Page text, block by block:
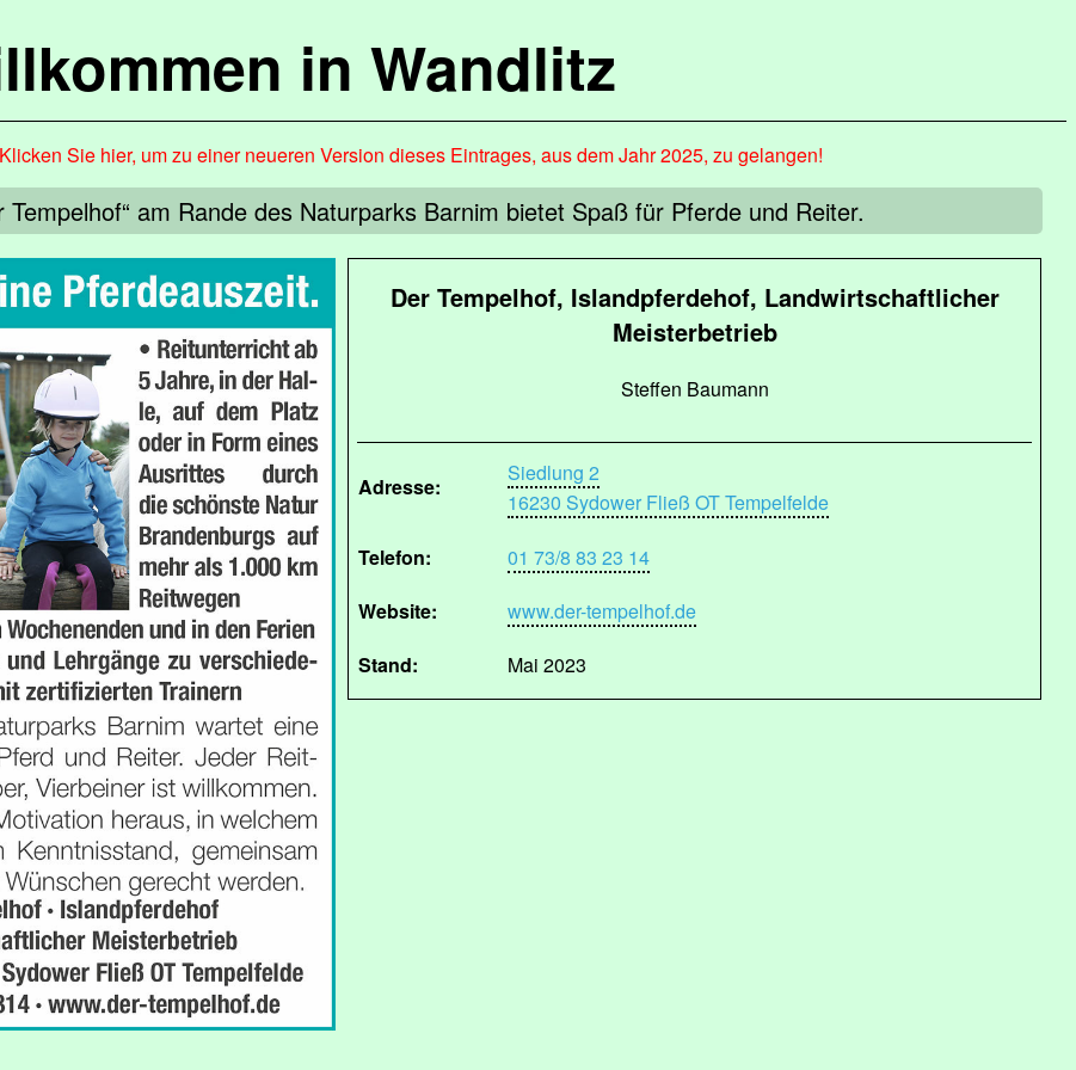
in Wandlitz
Klicken Sie hier, um zu einer neueren Version dieses Eintrages, aus dem Jahr 2025, zu gelangen!
Tempelhof“ am Rande des Naturparks Barnim bietet Spaß für Pferde und Reiter.
Der Tempelhof, Islandpferdehof, Landwirtschaftlicher
Meisterbetrieb
Steffen Baumann
Adresse:
Siedlung 2
16230 Sydower Fließ OT Tempelfelde
Telefon:
01 73/8 83 23 14
Website:
www.der-tempelhof.de
Stand:
Mai 2023